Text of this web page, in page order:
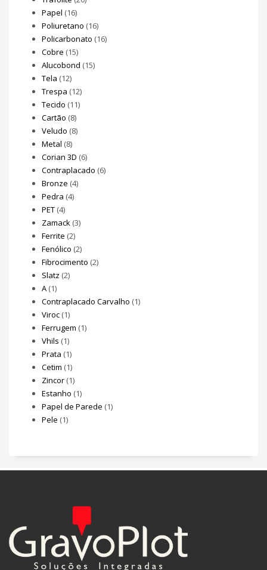
Papel (16)
Poliuretano (16)
Policarbonato (16)
Cobre (15)
Alucobond (15)
Tela (12)
Trespa (12)
Tecido (11)
Cartão (8)
Veludo (8)
Metal (8)
Corian 3D (6)
Contraplacado (6)
Bronze (4)
Pedra (4)
PET (4)
Zamack (3)
Ferrite (2)
Fenólico (2)
Fibrocimento (2)
Slatz (2)
A (1)
Contraplacado Carvalho (1)
Viroc (1)
Ferrugem (1)
Vhils (1)
Prata (1)
Cetim (1)
Zincor (1)
Estanho (1)
Papel de Parede (1)
Pele (1)